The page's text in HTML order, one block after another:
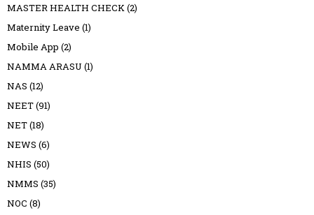
MASTER HEALTH CHECK(2)
Maternity Leave (1)
Mobile App (2)
NAMMA ARASU (1)
NAS (12)
NEET(91)
NET(18)
NEWS (6)
NHIS (50)
NMMS (35)
NOC (8)